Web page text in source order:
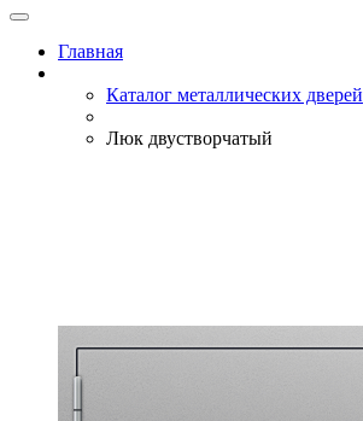
Главная
Каталог металлических дверей
Люк двустворчатый